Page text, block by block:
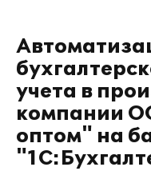
учета в
компании
оптом" на